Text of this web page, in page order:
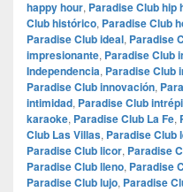
happy hour, Paradise Club hip
Club histórico, Paradise Club
Paradise Club ideal, Paradise
impresionante, Paradise Club
Independencia, Paradise Club
Paradise Club innovación,
intimidad, Paradise Club
karaoke, Paradise Club La Fe,
Club Las Villas, Paradise Club
Paradise Club licor, Paradise
Paradise Club lleno, Paradise
Paradise Club lujo, Paradise